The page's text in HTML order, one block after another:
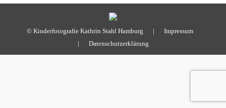
© Kinderfotografie Kathrin Stahl Hamburg | Impressum
| Datenschutzerklärung